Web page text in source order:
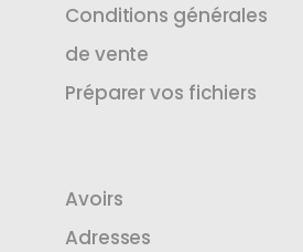
Conditions générales
de vente
Préparer vos fichiers
Avoirs
Adresses